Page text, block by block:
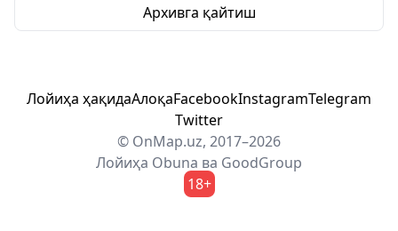
Архивга қайтиш
Лойиҳа ҳақидаАлоқаFacebookInstagramTelegram
Twitter
© OnMap.uz, 2017–2026
Лойиҳа Obuna ва GoodGroup
18+